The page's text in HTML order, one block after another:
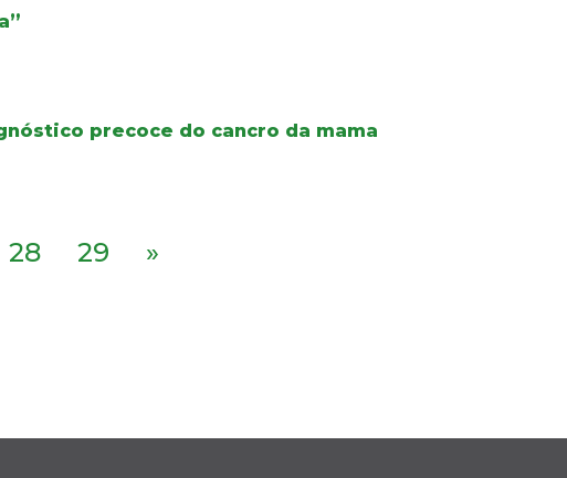
precoce do cancro da mama
28 29 »